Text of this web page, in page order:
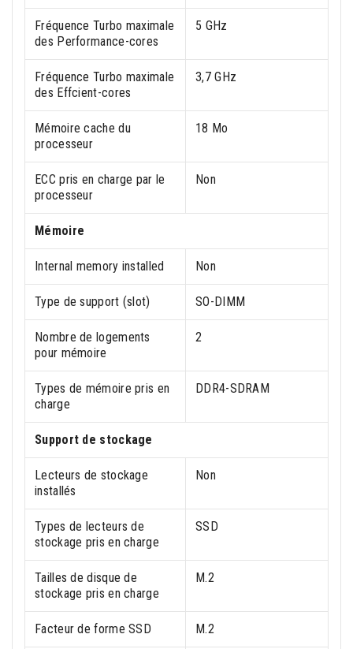
Fréquence Turbo maximale
des Performance-cores
5 GHz
Fréquence Turbo maximale
des Effcient-cores
3,7 GHz
Mémoire cache du
processeur
18 Mo
ECC pris en charge par le
processeur
Non
Mémoire
Internal memory installed Non
Type de support (slot) SO-DIMM
Nombre de logements
pour mémoire
2
Types de mémoire pris en
charge
DDR4-SDRAM
Support de stockage
Lecteurs de stockage
installés
Non
Types de lecteurs de
stockage pris en charge
SSD
Tailles de disque de
stockage pris en charge
M.2
Facteur de forme SSD M.2